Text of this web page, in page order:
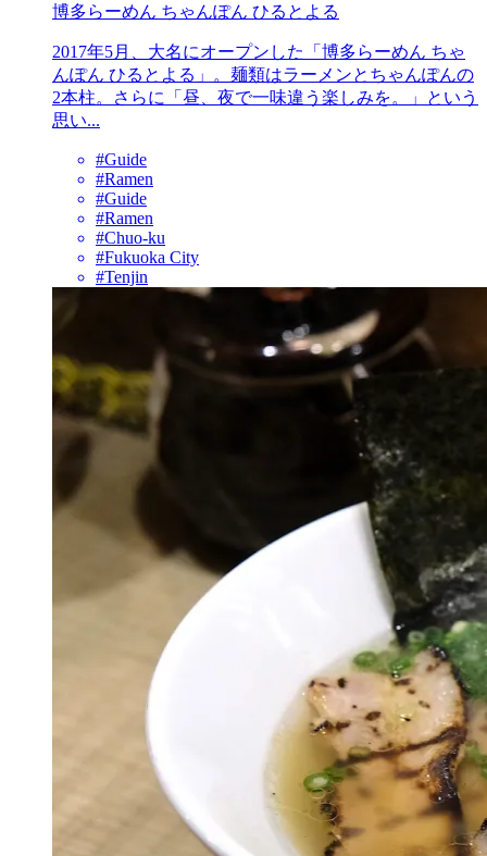
博多らーめん ちゃんぽん ひるとよる
2017年5月、大名にオープンした「博多らーめん ちゃ
んぽん ひるとよる」。麺類はラーメンとちゃんぽんの
2本柱。さらに「昼、夜で一味違う楽しみを。」という
思い...
#Guide
#Ramen
#Guide
#Ramen
#Chuo-ku
#Fukuoka City
#Tenjin